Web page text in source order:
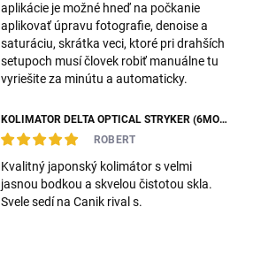
aplikácie je možné hneď na počkanie
aplikovať úpravu fotografie, denoise a
saturáciu, skrátka veci, ktoré pri drahších
setupoch musí človek robiť manuálne tu
vyriešite za minútu a automaticky.
KOLIMÁTOR DELTA OPTICAL STRYKER (6MOA)
ROBERT
Kvalitný japonský kolimátor s velmi
jasnou bodkou a skvelou čistotou skla.
Svele sedí na Canik rival s.